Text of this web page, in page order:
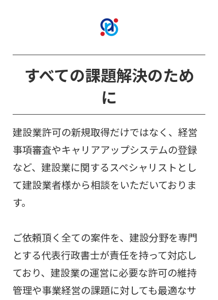
すべての課題解決のため
に
建設業許可の新規取得だけではなく、経営
事項審査やキャリアアップシステムの登録
など、建設業に関するスペシャリストとし
て建設業者様から相談をいただいておりま
す。
ご依頼頂く全ての案件を、建設分野を専門
とする代表行政書士が責任を持って対応し
ており、建設業の運営に必要な許可の維持
管理や事業経営の課題に対しても最適なサ